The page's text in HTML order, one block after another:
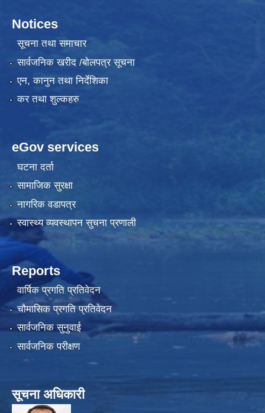
Notices
सूचना तथा समाचार
सार्वजनिक खरीद /बोलपत्र सूचना
एन, कानुन तथा निर्देशिका
कर तथा शुल्कहरु
eGov services
घटना दर्ता
सामाजिक सुरक्षा
नागरिक वडापत्र
स्वास्थ्य व्यवस्थापन सुचना प्रणाली
Reports
वार्षिक प्रगति प्रतिवेदन
चौमासिक प्रगति प्रतिवेदन
सार्वजनिक सुनुवाई
सार्वजनिक परीक्षण
सूचना अधिकारी